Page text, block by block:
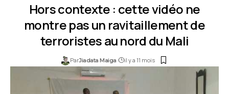
Hors contexte : cette vidéo ne
montre pas un ravitaillement de
terroristes au nord du Mali
ParJiadata Maiga il y a 11 mois